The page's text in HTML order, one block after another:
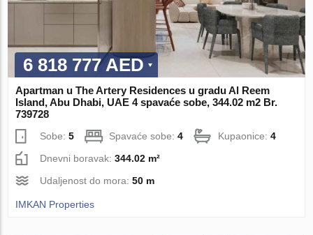
6 818 777 AED
Apartman u The Artery Residences u gradu Al Reem
Island, Abu Dhabi, UAE 4 spavaće sobe, 344.02 m2 Br.
739728
Sobe:5 Spavaće sobe:4 Kupaonice:4
Dnevni boravak:344.02 m²
Udaljenost do mora:50 m
IMKAN Properties